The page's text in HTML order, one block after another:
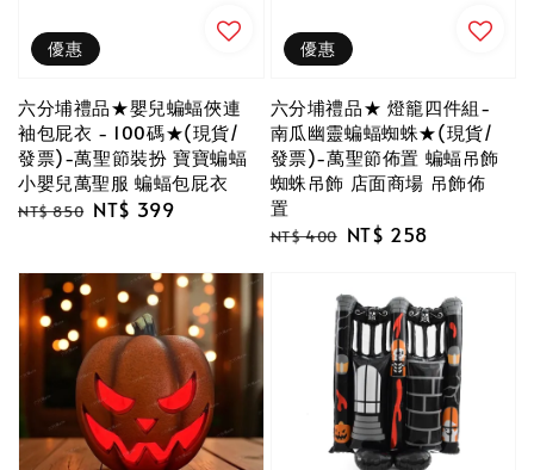
優惠
六分埔禮品★嬰兒蝙蝠俠連
袖包屁衣 - 100碼★(現貨/
發票)-萬聖節裝扮 寶寶蝙蝠
小嬰兒萬聖服 蝙蝠包屁衣
Regular
NT$ 850 Sale
NT$ 399
優惠
六分埔禮品★ 燈籠四件組-
南瓜幽靈蝙蝠蜘蛛★(現貨/
發票)-萬聖節佈置 蝙蝠吊飾
蜘蛛吊飾 店面商場 吊飾佈
置
Regular
NT$ 400 Sale
NT$ 258